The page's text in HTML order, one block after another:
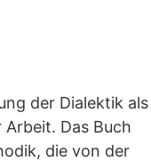
der Dialektik als
Das Buch
die von der